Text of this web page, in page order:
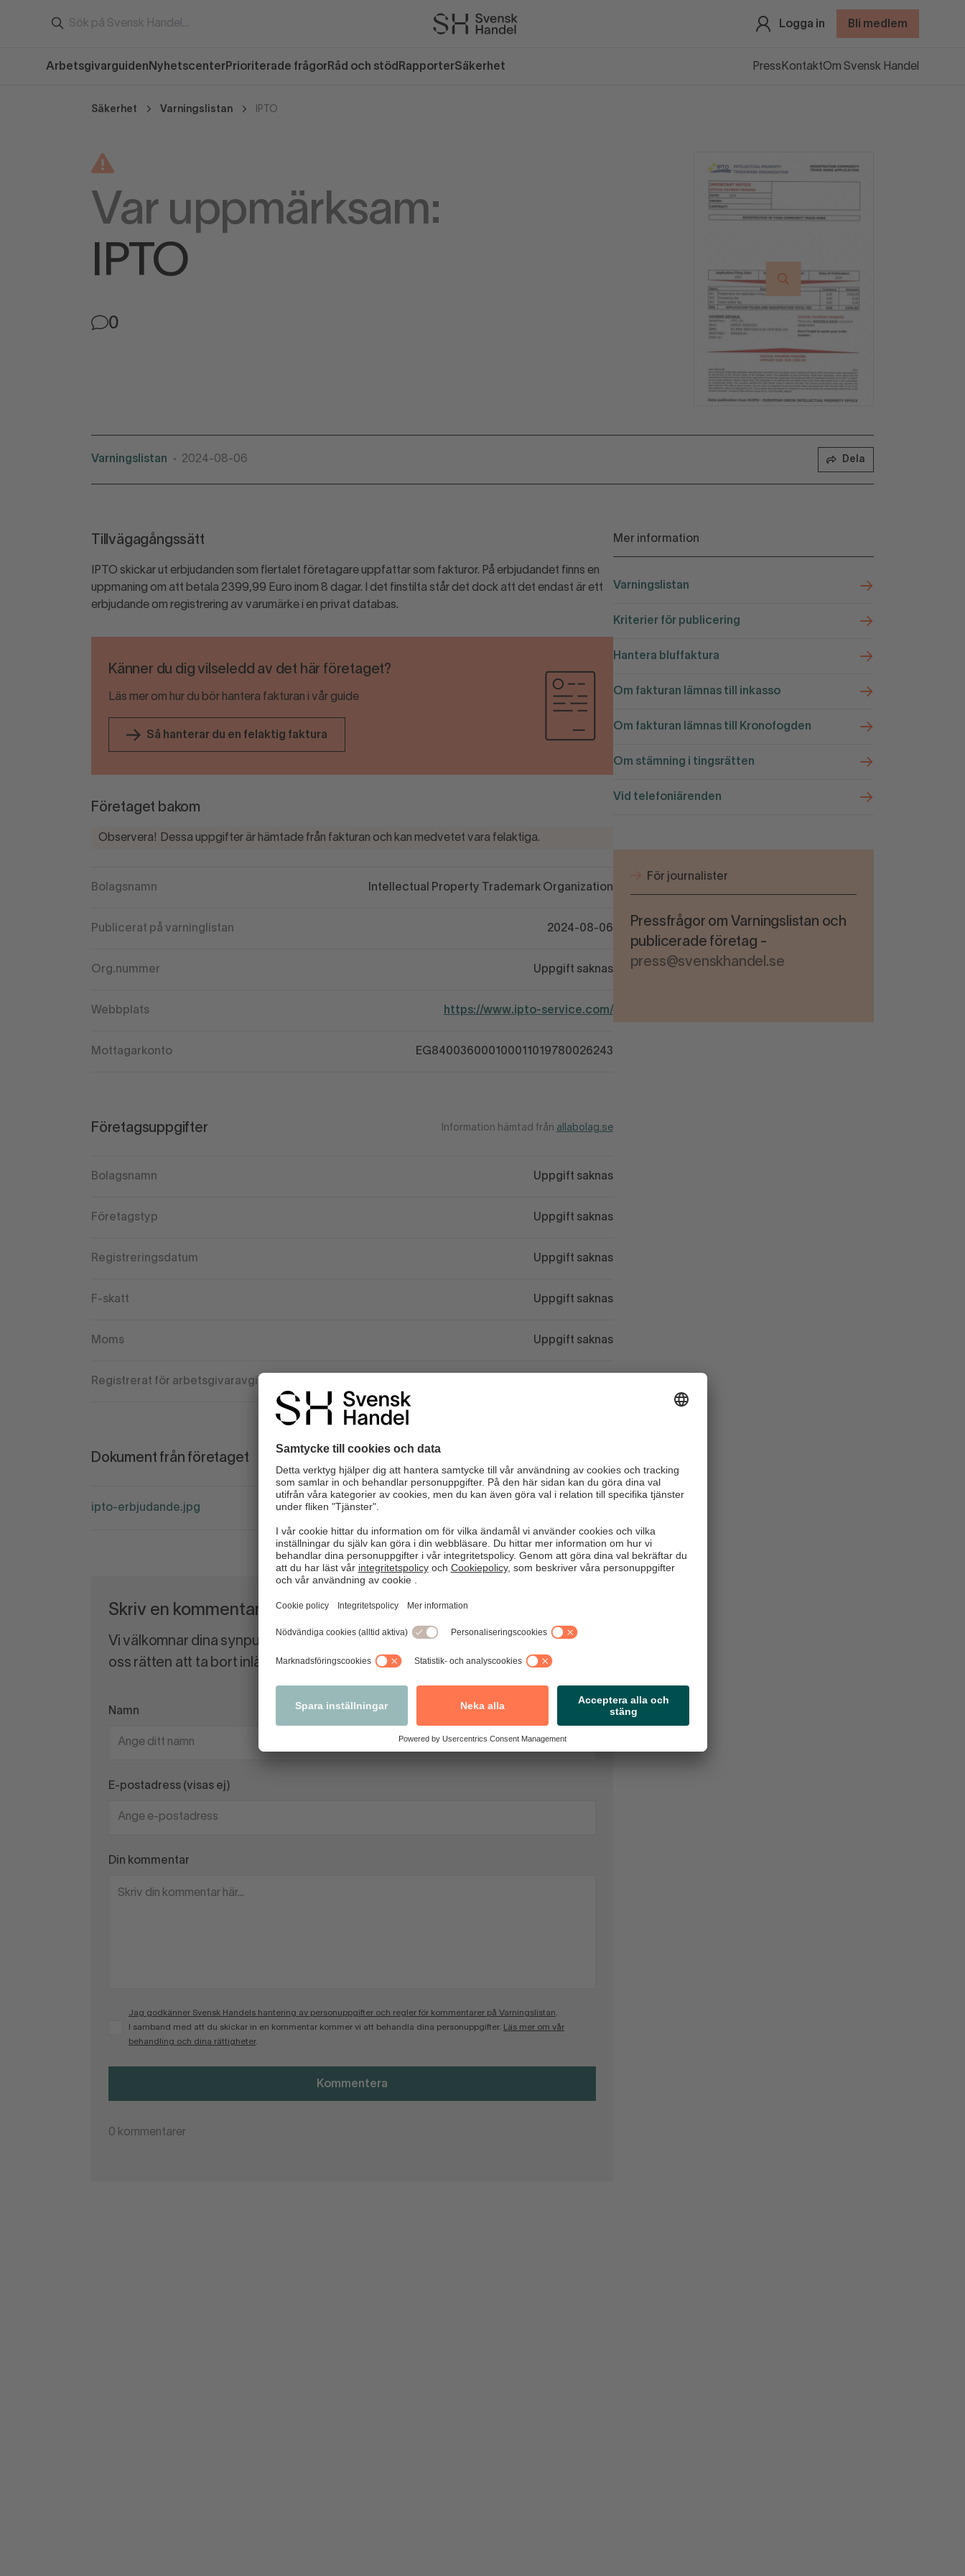
Logga in Bli medlem
Arbetsgivarguiden Nyhetscenter Prioriterade frågor Råd och stöd RapporterSäkerhet Press KontaktOm Svensk Handel
Säkerhet Varningslistan IPTO
Var uppmärksam:
IPTO
0
Varningslistan • 2024-08-06 Dela
Tillvägagångssätt
IPTO skickar ut erbjudanden som flertalet företagare uppfattar som fakturor. På erbjudandet finns en
uppmaning om att betala 2399,99 Euro inom 8 dagar. I det finstilta står det dock att det endast är ett
erbjudande om registrering av varumärke i en privat databas.
Känner du dig vilseledd av det här företaget?
Läs mer om hur du bör hantera fakturan i vår guide
Så hanterar du en felaktig faktura
Företaget bakom
Observera! Dessa uppgifter är hämtade från fakturan och kan medvetet vara felaktiga.
Bolagsnamn Intellectual Property Trademark Organization
Publicerat på varninglistan 2024-08-06
Org.nummer Uppgift saknas
Webbplats https://www.ipto-service.com/
Mottagarkonto EG840036000100011019780026243
Företagsuppgifter Information hämtad från allabolag.se
Bolagsnamn Uppgift saknas
Företagstyp Uppgift saknas
Registreringsdatum Uppgift saknas
F-skatt Uppgift saknas
Moms Uppgift saknas
Registrerat för arbetsgivaravgift
Dokument från företaget
ipto-erbjudande.jpg
Mer information
Varningslistan
Kriterier för publicering
Hantera bluffaktura
Om fakturan lämnas till inkasso
Om fakturan lämnas till Kronofogden
Om stämning i tingsrätten
Vid telefoniärenden
För journalister
Pressfrågor om Varningslistan och
publicerade företag -
press@svenskhandel.se
Skriv en kommentar
Vi välkomnar dina synpunkter och kommentarer. Observera att vi förbehåller
oss rätten att ta bort inlägg som vi bedömer som olämpliga.
Namn
E-postadress (visas ej)
Din kommentar
Jag godkänner Svensk Handels hantering av personuppgifter och regler för kommentarer på Varningslistan
I samband med att du skickar in en kommentar kommer vi att behandla dina personuppgifter.
Läs mer om vår
behandling och dina rättigheter.
Kommentera
0 kommentarer